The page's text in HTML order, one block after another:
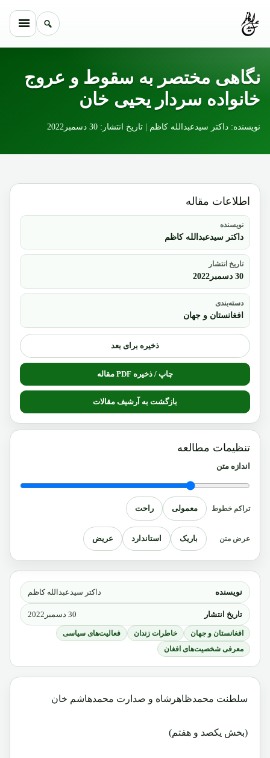
نگاهی مختصر به سقوط و عروج
خانواده سردار یحیی خان
نویسنده: داکتر سیدعبدالله کاظم | تاریخ انتشار: 30 دسمبر2022
نویسنده داکتر سیدعبدالله کاظم
تاریخ انتشار 30 دسمبر2022
افغانستان و جهان خاطرات زندان
فعالیت‌های سیاسی
معرفی شخصیت‌های افغان
سلطنت محمدظاهرشاه و صدارت محمدهاشم خان
(بخش یکصد و هفتم)
اطلاعات مقاله
نویسنده
داکتر سیدعبدالله کاظم
تاریخ انتشار
30 دسمبر2022
دسته‌بندی
افغانستان و جهان
ذخیره برای بعد
چاپ / ذخیره PDF مقاله
بازگشت به آرشیف مقالات
تنظیمات مطالعه
اندازه متن
تراکم خطوط معمولی راحت
عرض متن باریک استاندارد عریض